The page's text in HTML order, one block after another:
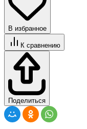
В избранное
К сравнению
Поделиться